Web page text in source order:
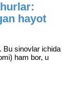
hayot
Bu sinovlar ichida
ham bor, u